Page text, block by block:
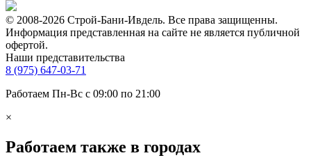
© 2008-2026 Строй-Бани-Ивдель. Все права защищенны.
Информация представленная на сайте не является публичной
офертой.
Наши представительства
8 (975) 647-03-71
Работаем Пн-Вс с 09:00 по 21:00
×
Работаем также в городах